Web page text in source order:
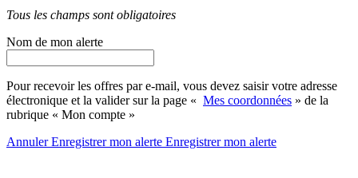
Tous les champs sont obligatoires
Nom de mon alerte
Pour recevoir les offres par e-mail, vous devez saisir votre adresse
électronique et la valider sur la page « Mes coordonnées » de la
rubrique « Mon compte »
AnnulerEnregistrer mon alerte Enregistrermon alerte